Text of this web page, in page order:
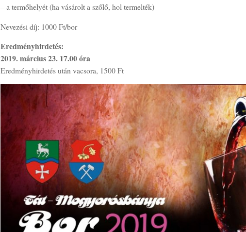
– a termőhelyét (ha vásárolt a szőlő, hol termelték)
Nevezési díj: 1000 Ft/bor
Eredményhirdetés:
2019. március 23. 17.00 óra
Eredményhirdetés után vacsora, 1500 Ft